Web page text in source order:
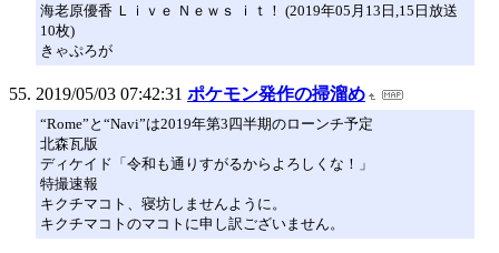
海老原優香 Ｌｉｖｅ Ｎｅｗｓ ｉｔ！ (2019年05月13日,15日放送
10枚)
きゃぷろが
2019/05/03 07:42:31 ポケモン発作の掃溜め
“Rome”と“Navi”は2019年第3四半期のローンチ予定
北森瓦版
ディケイド「令和も通りすがるからよろしくな！」
特撮速報
キクチマコト、寝坊しませんように。
キクチマコトのマコトに申し訳ございません。